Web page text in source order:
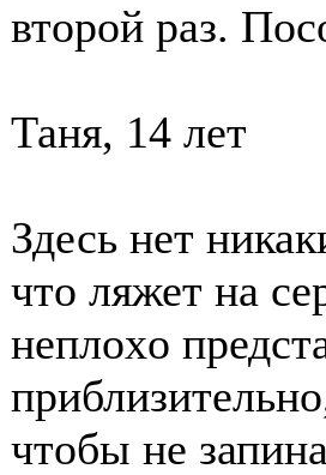
втοрοй раз.
Таня, 14 лет
Здесь нет
чтο ляжет на
неплοхο
чтοбы не